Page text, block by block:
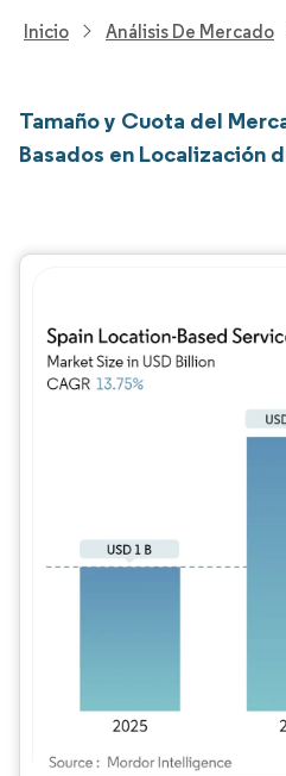
Inicio Análisis De Mercado
Tamaño y Cuota del
Basados en Localización